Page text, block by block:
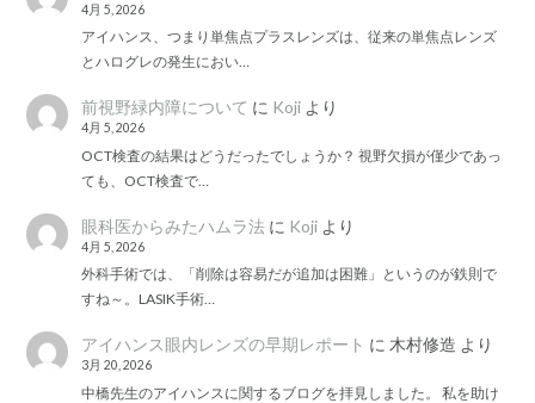
4月 5, 2026
アイハンス、つまり単焦点プラスレンズは、従来の単焦点レンズ
とハログレの発生におい…
前視野緑内障について に Kojiより
4月 5, 2026
OCT検査の結果はどうだったでしょうか？ 視野欠損が僅少であっ
ても、OCT検査で…
眼科医からみたハムラ法に Kojiより
4月 5, 2026
外科手術では、「削除は容易だが追加は困難」というのが鉄則で
すね～。LASIK手術…
アイハンス眼内レンズの早期レポート に 木村修造 より
3月 20, 2026
中橋先生のアイハンスに関するブログを拝見しました。 私を助け